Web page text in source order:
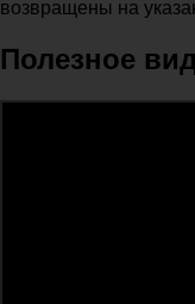
возвращены на
Полезное